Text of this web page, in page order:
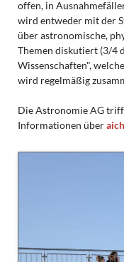
offen, in
wird entweder mit der
über astronomische,
Themen diskutiert (3/4
Wissenschaften",
wird regelmäßig
Die Astronomie AG
Informationen über